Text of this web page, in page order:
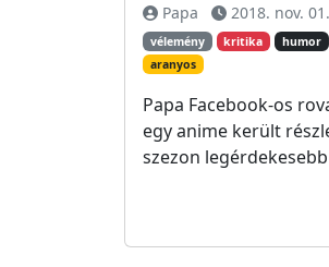
Papa 2018. nov.
vélemény kritika humor
aranyos
Papa Facebook-os
egy anime került
szezon